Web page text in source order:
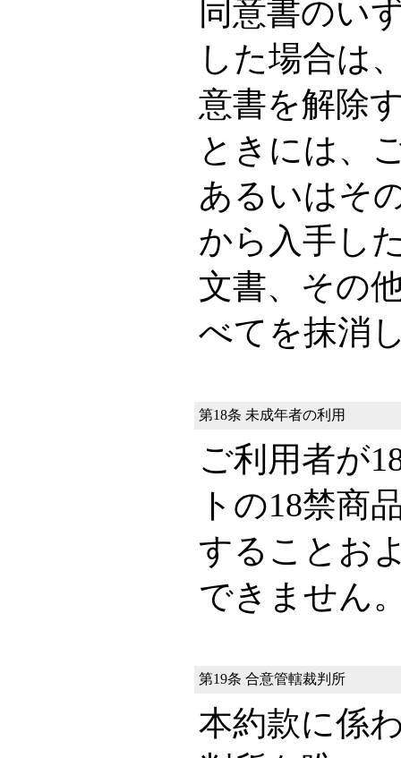
同意書のい
した場合は
意書を解除
ときには、
あるいはそ
から入手し
文書、その
べてを抹消
第18条 未成年者の利用
ご利用者が
トの18禁商
することお
できません
第19条 合意管轄裁判所
本約款に係